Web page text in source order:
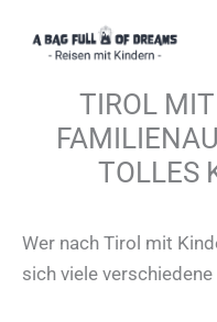
Inhalt
TIROL
TOLLES
Wer nach Tirol mit
sich viele